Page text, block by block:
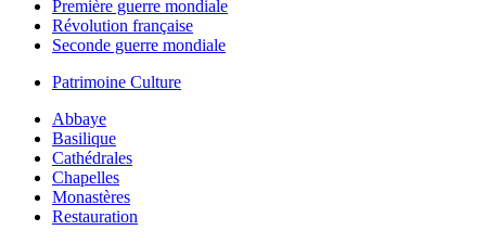
Première guerre mondiale
Révolution française
Seconde guerre mondiale
Patrimoine Culture
Abbaye
Basilique
Cathédrales
Chapelles
Monastères
Restauration